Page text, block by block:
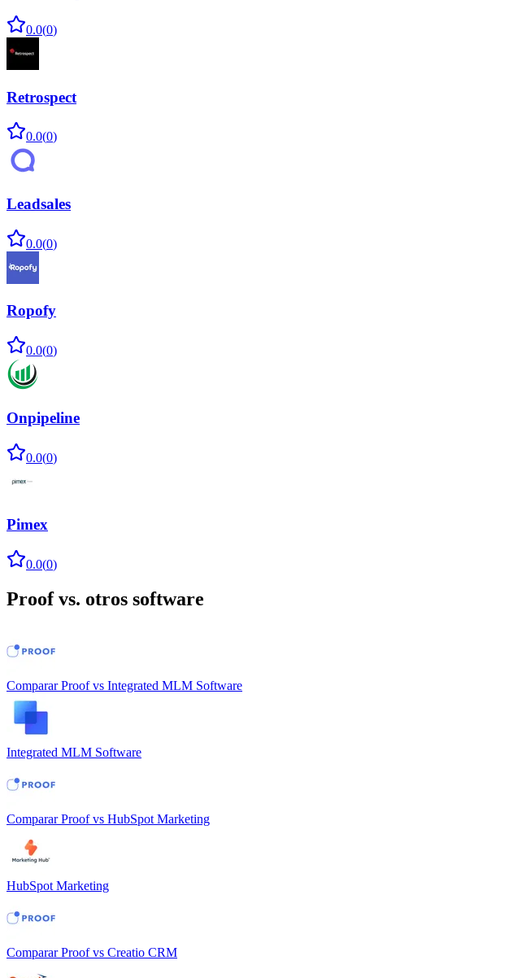
0.0(0)
Retrospect
0.0(0)
Leadsales
0.0(0)
Ropofy
0.0(0)
Onpipeline
0.0(0)
Pimex
0.0(0)
Proof vs. otros software
Comparar Proofvs Integrated MLM Software
Integrated MLM Software
Comparar Proofvs HubSpot Marketing
HubSpot Marketing
Comparar Proofvs Creatio CRM